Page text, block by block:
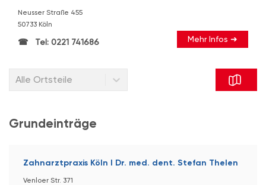
Neusser Straße 455
50733 Köln
Tel: 0221 741686 Mehr Infos ➜
Alle Ortsteile
Grundeinträge
Zahnarztpraxis Köln I Dr. med. dent. Stefan Thelen
Venloer Str. 371